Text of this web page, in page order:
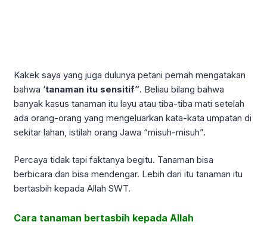
Kakek saya yang juga dulunya petani pernah mengatakan
bahwa ‘tanaman itu sensitif”. Beliau bilang bahwa
banyak kasus tanaman itu layu atau tiba-tiba mati setelah
ada orang-orang yang mengeluarkan kata-kata umpatan di
sekitar lahan, istilah orang Jawa “misuh-misuh”.
Percaya tidak tapi faktanya begitu. Tanaman bisa
berbicara dan bisa mendengar. Lebih dari itu tanaman itu
bertasbih kepada Allah SWT.
Cara tanaman bertasbih kepada Allah